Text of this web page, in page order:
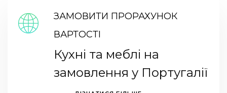
ЗАМОВИТИ ПРОРАХУНОК
ВАРТОСТІ
Кухні та меблі на
замовлення у Португалії